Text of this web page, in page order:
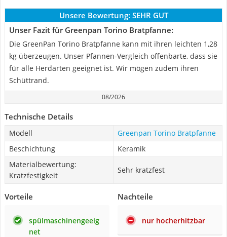
Unsere Bewertung: SEHR GUT
Unser Fazit für Greenpan Torino Bratpfanne:
Die GreenPan Torino Bratpfanne kann mit ihren leichten 1,28
kg überzeugen. Unser Pfannen-Vergleich offenbarte, dass sie
für alle Herdarten geeignet ist. Wir mögen zudem ihren
Schüttrand.
08/2026
Technische Details
Modell
Greenpan Torino Bratpfanne
Beschichtung
Keramik
Materialbewertung:
Kratzfestigkeit
Sehr kratzfest
Vorteile
spülmaschinengeeig
net
Nachteile
nur hocherhitzbar